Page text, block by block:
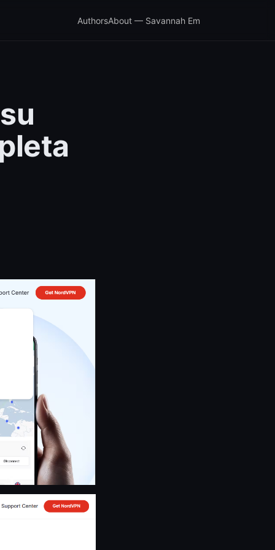
AuthorsAbout — Savannah Em